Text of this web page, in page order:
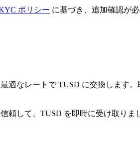
ポリシー に基づき、追加確認が
適なレートで TUSD に交換します
頼して、TUSD を即時に受け取りま